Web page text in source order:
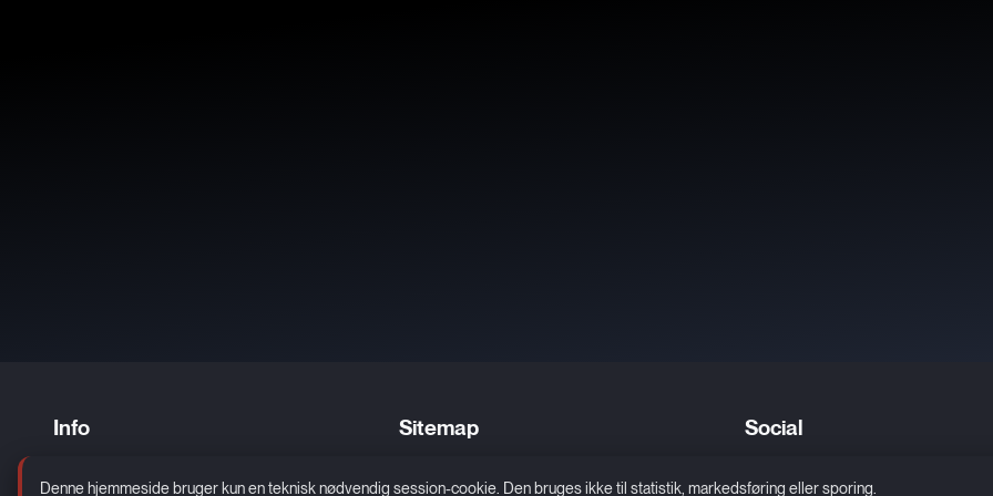
Info
Kontakt
Sitemap
Erhverv
Social
Facebook
Denne hjemmeside bruger kun en teknisk nødvendig session-cookie. Den bruges ikke til statistik, markedsføring eller sporing.